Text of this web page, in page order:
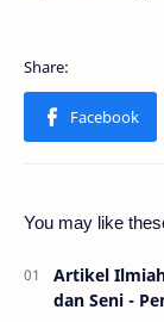
You may like
Artikel
dan Seni -